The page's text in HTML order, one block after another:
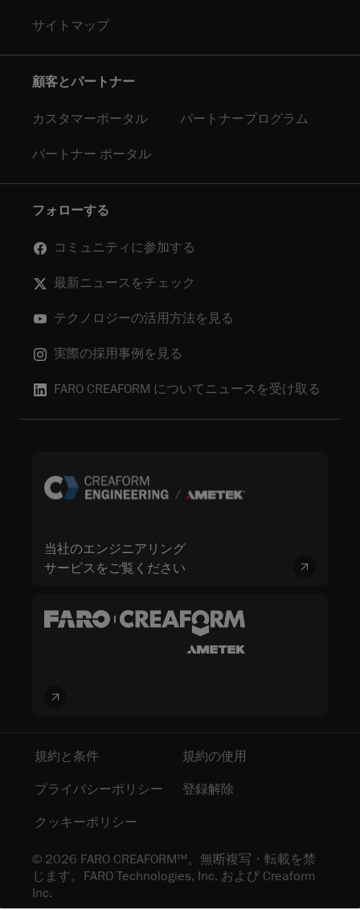
サイトマップ
顧客とパートナー
カスタマーポータル パートナープログラム
パートナー ポータル
フォローする
コミュニティに参加する
最新ニュースをチェック
テクノロジーの活用方法を見る
実際の採用事例を見る
FARO CREAFORM についてニュースを受け取る
当社のエンジニアリング
サービスをご覧ください
© 2026 FARO CREAFORM™。無断複写・転載を禁
じます。FARO Technologies, Inc. および Creaform
Inc.
規約と条件 規約の使用
プライバシーポリシー 登録解除
クッキーポリシー